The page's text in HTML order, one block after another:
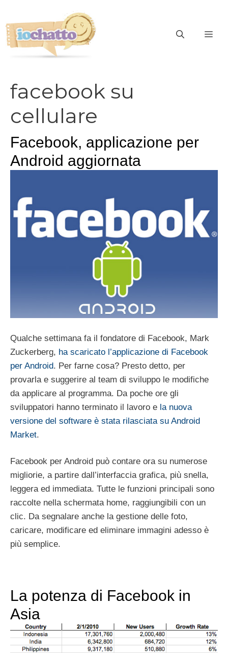
contenuto
facebook su
cellulare
Facebook, applicazione per
Android aggiornata
Qualche settimana fa il fondatore di Facebook, Mark
Zuckerberg, ha scaricato l’applicazione di Facebook
per Android. Per farne cosa? Presto detto, per
provarla e suggerire al team di sviluppo le modifiche
da applicare al programma. Da poche ore gli
sviluppatori hanno terminato il lavoro e la nuova
versione del software è stata rilasciata su Android
Market.
Facebook per Android può contare ora su numerose
migliorie, a partire dall’interfaccia grafica, più snella,
leggera ed immediata. Tutte le funzioni principali sono
raccolte nella schermata home, raggiungibili con un
clic. Da segnalare anche la gestione delle foto,
caricare, modificare ed eliminare immagini adesso è
più semplice.
La potenza di Facebook in
Asia